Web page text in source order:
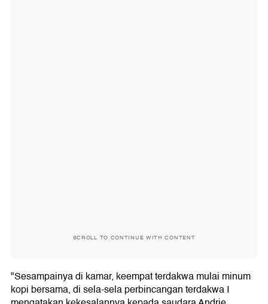
SCROLL TO CONTINUE WITH CONTENT
"Sesampainya di kamar, keempat terdakwa mulai minum
kopi bersama, di sela-sela perbincangan terdakwa I